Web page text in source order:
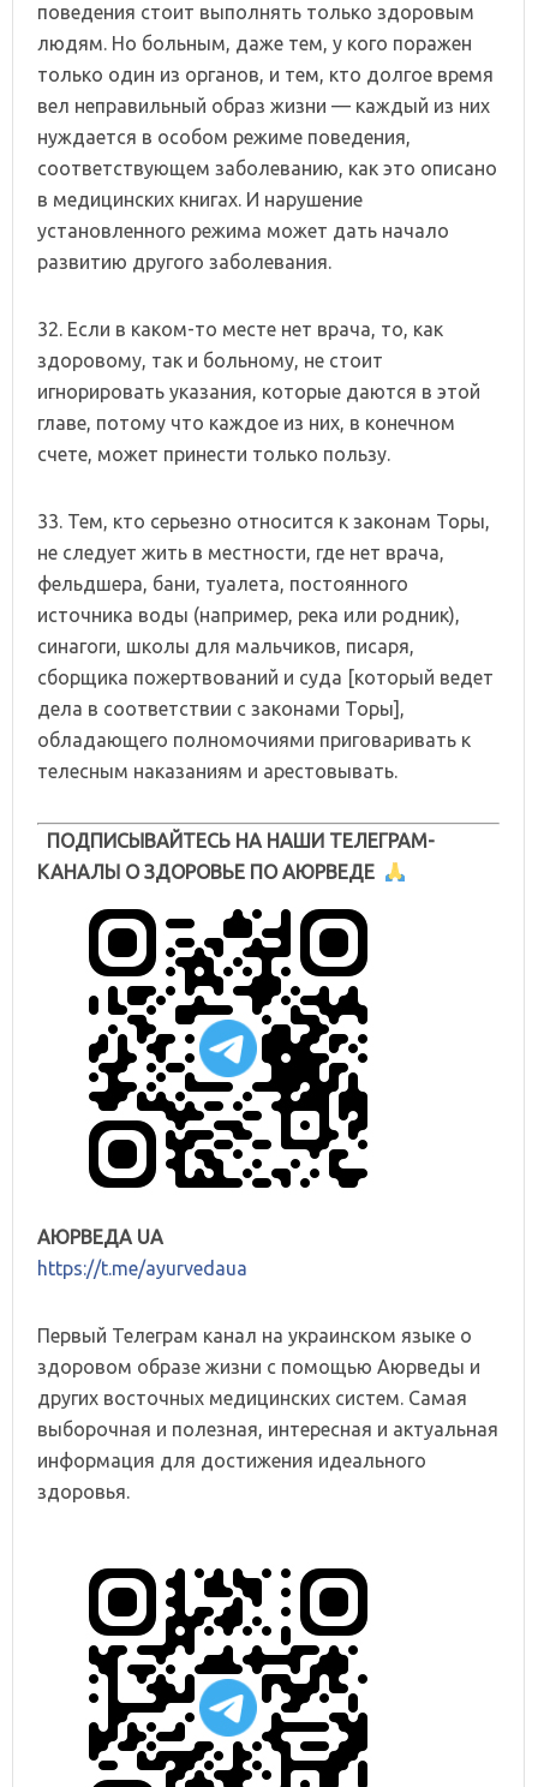
поведения стоит выполнять только здоровым
людям. Но больным, даже тем, у кого поражен
только один из органов, и тем, кто долгое время
вел неправильный образ жизни — каждый из них
нуждается в особом режиме поведения,
соответствующем заболеванию, как это описано
в медицинских книгах. И нарушение
установленного режима может дать начало
развитию другого заболевания.
32. Если в каком-то месте нет врача, то, как
здоровому, так и больному, не стоит
игнорировать указания, которые даются в этой
главе, потому что каждое из них, в конечном
счете, может принести только пользу.
33. Тем, кто серьезно относится к законам Торы,
не следует жить в местности, где нет врача,
фельдшера, бани, туалета, постоянного
источника воды (например, река или родник),
синагоги, школы для мальчиков, писаря,
сборщика пожертвований и суда [который ведет
дела в соответствии с законами Торы],
обладающего полномочиями приговаривать к
телесным наказаниям и арестовывать.
ПОДПИСЫВАЙТЕСЬ НА НАШИ ТЕЛЕГРАМ-
КАНАЛЫ О ЗДОРОВЬЕ ПО АЮРВЕДЕ
АЮРВЕДА UA
https://t.me/ayurvedaua
Первый Телеграм канал на украинском языке о
здоровом образе жизни с помощью Аюрведы и
других восточных медицинских систем. Самая
выборочная и полезная, интересная и актуальная
информация для достижения идеального
здоровья.